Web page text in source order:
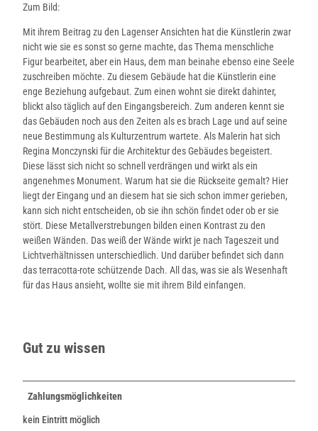
Zum Bild:
Mit ihrem Beitrag zu den Lagenser Ansichten hat die Künstlerin zwar
nicht wie sie es sonst so gerne machte, das Thema menschliche
Figur bearbeitet, aber ein Haus, dem man beinahe ebenso eine Seele
zuschreiben möchte. Zu diesem Gebäude hat die Künstlerin eine
enge Beziehung aufgebaut. Zum einen wohnt sie direkt dahinter,
blickt also täglich auf den Eingangsbereich. Zum anderen kennt sie
das Gebäuden noch aus den Zeiten als es brach Lage und auf seine
neue Bestimmung als Kulturzentrum wartete. Als Malerin hat sich
Regina Monczynski für die Architektur des Gebäudes begeistert.
Diese lässt sich nicht so schnell verdrängen und wirkt als ein
angenehmes Monument. Warum hat sie die Rückseite gemalt? Hier
liegt der Eingang und an diesem hat sie sich schon immer gerieben,
kann sich nicht entscheiden, ob sie ihn schön findet oder ob er sie
stört. Diese Metallverstrebungen bilden einen Kontrast zu den
weißen Wänden. Das weiß der Wände wirkt je nach Tageszeit und
Lichtverhältnissen unterschiedlich. Und darüber befindet sich dann
das terracotta-rote schützende Dach. All das, was sie als Wesenhaft
für das Haus ansieht, wollte sie mit ihrem Bild einfangen.
Gut zu wissen
Zahlungsmöglichkeiten
kein Eintritt möglich